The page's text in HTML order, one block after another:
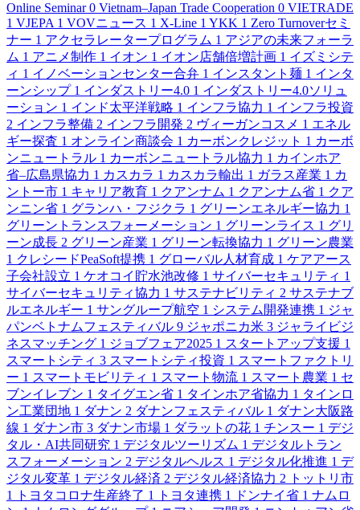
Online Seminar 0 Vietnam–Japan Trade Cooperation 0 VIETRADE
1 VJEPA 1 VOVニュース 1 X-Line 1 YKK 1 Zero Turnoverセミ
ナー 1 アクセラレータープログラム 1 アジアの未来フォーラ
ム 1 アニメ制作 1 イオン 1 イオン店舗倍増計画 1 イズミシテ
ィ 1 イノベーションセンター合弁 1 インスタント麺 1 インタ
ーンシップ 1 インダストリー4.0 1 インダストリー4.0ソリュ
ーション 1 インド太平洋戦略 1 インフラ協力 1 インフラ投資
2 インフラ整備 2 インフラ開発 2 ヴィーガンコスメ 1 エネル
ギー探査 1 オンライン商談会 1 カーボンクレジット 1 カーボ
ンニュートラル 1 カーボンニュートラル協力 1 カインホア
省–広島県協力 1 カスカラ 1 カスカラ輸出 1 ガラス産業 1 カ
ントー市 1 キャリア教育 1 クアンナム 1 クアンナム省 1 クア
ンニン省 1 グランハ・フジクラ 1 グリーンエネルギー協力 1
グリーントランスフォーメーション 1 グリーンライス 1 グリ
ーン成長 2 グリーン産業 1 グリーン転換協力 1 グリーン農業
1 クレシードPeaSoft提携 1 グローバル人材育成 1 ケアアース
子会社設立 1 ケオコイ貯水池改修 1 サイバーセキュリティ 1
サイバーセキュリティ協力 1 サステナビリティ 2 サステナブ
ルエネルギー 1 サングループ航空 1 システム開発連携 1 ジャ
パンベトナムフェスティバル 9 ジャポニカ米 3 ジャライビジ
ネスマッチング 1 ジョブフェア2025 1 スタートアップ支援 1
スマートシティ 3 スマートシティ投資 1 スマートファクトリ
ー 1 スマートモビリティ 1 スマート物流 1 スマート農業 1 セ
ブンイレブン 1 タイグエン省 1 タインホア省協力 1 タインロ
ン工業団地 1 ダナン 2 ダナンフェスティバル 1 ダナン大阪路
線 1 ダナン市 3 ダナン市場 1 ダラットの花 1 チンスー 1 デジ
タル・AI共同研究 1 デジタルツーリズム 1 デジタルトラン
スフォーメーション 2 デジタルヘルス 1 デジタル化推進 1 デ
ジタル変革 1 デジタル経済 2 デジタル経済協力 2
トットリ市
1
トヨタコロナ生産終了 1 トヨタ連携 1 ドンナイ省 1 ナムロ